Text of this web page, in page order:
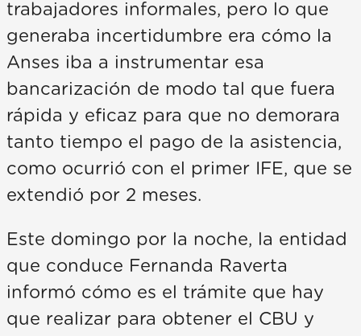
trabajadores informales, pero lo que
generaba incertidumbre era cómo la
Anses iba a instrumentar esa
bancarización de modo tal que fuera
rápida y eficaz para que no demorara
tanto tiempo el pago de la asistencia,
como ocurrió con el primer IFE, que se
extendió por 2 meses.
Este domingo por la noche, la entidad
que conduce Fernanda Raverta
informó cómo es el trámite que hay
que realizar para obtener el CBU y